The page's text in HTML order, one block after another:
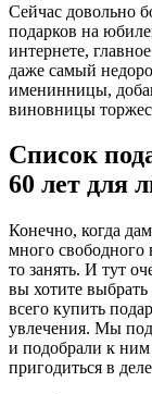
Сейчас довольно
подарков на
интернете,
даже самый
именинницы,
виновницы
Список
60 лет для
Конечно, когда
много свободного
то занять. И тут
вы хотите
всего купить
увлечения. Мы
и подобрали к ним
пригодиться в